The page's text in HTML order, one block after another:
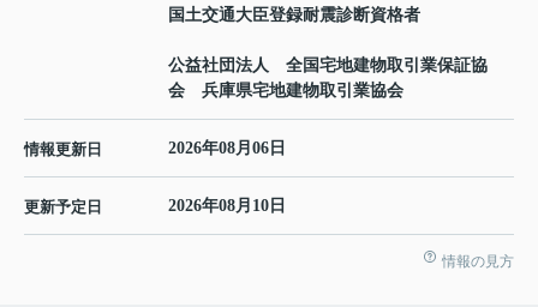
国土交通大臣登録耐震診断資格者
公益社団法人 全国宅地建物取引業保証協
会 兵庫県宅地建物取引業協会
情報更新日 2026年08月06日
更新予定日 2026年08月10日
情報の見方